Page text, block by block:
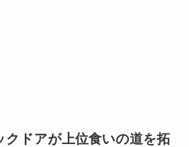
クドアが上位食いの道を拓